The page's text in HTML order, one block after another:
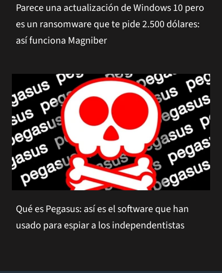
Parece una actualización de Windows 10 pero
es un ransomware que te pide 2.500 dólares:
así funciona Magniber
Qué es Pegasus: así es el software que han
usado para espiar a los independentistas